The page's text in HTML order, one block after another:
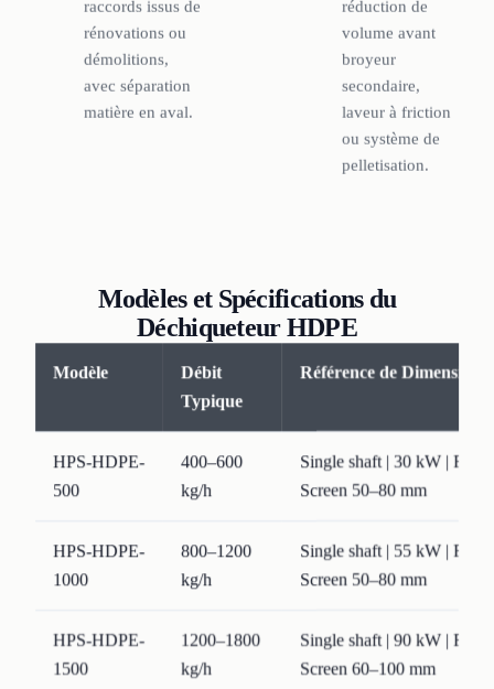
raccords issus de
rénovations ou
démolitions,
avec séparation
matière en aval.
réduction de
volume avant
broyeur
secondaire,
laveur à friction
ou système de
pelletisation.
Modèles et Spécifications du
Déchiqueteur HDPE
Modèle
Débit
Typique
Référence de
HPS-HDPE-
500
400–600
kg/h
Single shaft | 30 kW |
Screen 50–80 mm
HPS-HDPE-
1000
800–1200
kg/h
Single shaft | 55 kW |
Screen 50–80 mm
HPS-HDPE-
1500
1200–1800
kg/h
Single shaft | 90 kW |
Screen 60–100 mm